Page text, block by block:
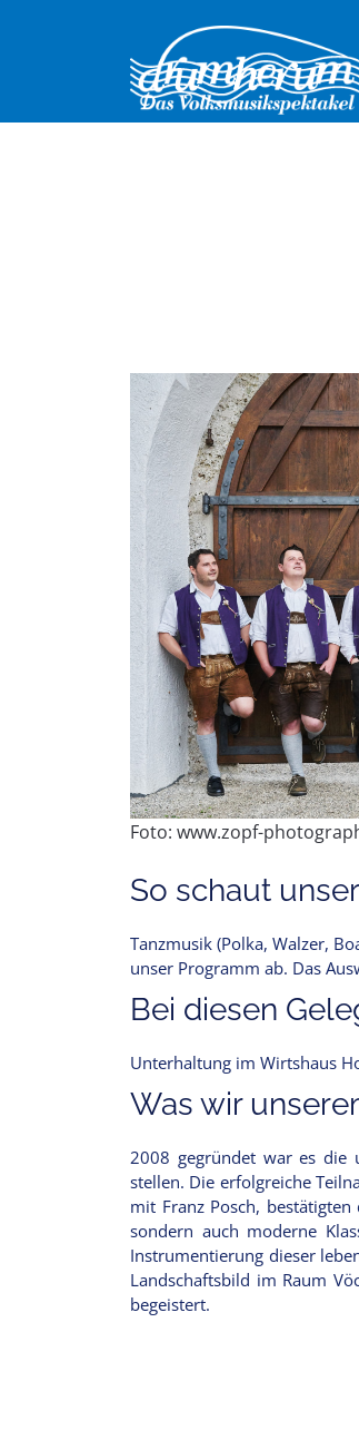
Foto: www.zopf-
So schaut
Tanzmusik (Polka, Walzer,
unser Programm ab. Das
Bei diesen
Unterhaltung im Wirtshaus
Was wir
2008 gegründet war es die
stellen. Die erfolgreiche
mit Franz Posch,
sondern auch moderne
Instrumentierung dieser
Landschaftsbild im Raum
begeistert.